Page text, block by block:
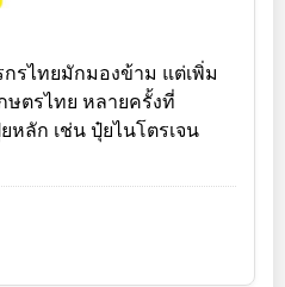
รไทยมักมองข้าม แต่เพิ่ม
ษตรไทย หลายครั้งที่
หลัก เช่น ปุ๋ยไนโตรเจน